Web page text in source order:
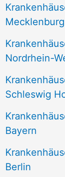
c
:
Mecklenburg
Nordrhein-
Schleswig
Bayern
Berlin